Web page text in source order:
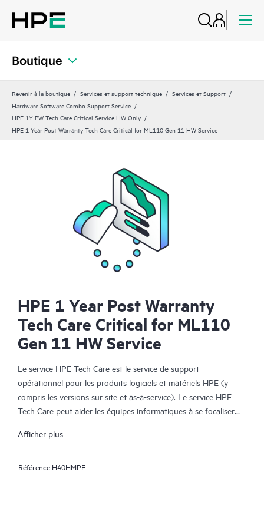
Boutique
Revenir à la boutique Services et support technique
Services et Support
Hardware Software Combo Support Service
HPE 1Y PW Tech Care Critical Service HW Only
HPE 1 Year Post Warranty Tech Care Critical for ML110 Gen 11 HW Service
HPE 1 Year Post Warranty
Tech Care Critical for ML110
Gen 11 HW Service
Le service HPE Tech Care est le service de support
opérationnel pour les produits logiciels et matériels HPE (y
compris les versions sur site et as-a-service). Le service HPE
Tech Care peut aider les équipes informatiques à se focaliser
chercher proactivement de meilleures méthodes de travail,
Afficher plus
Référence H40HMPE